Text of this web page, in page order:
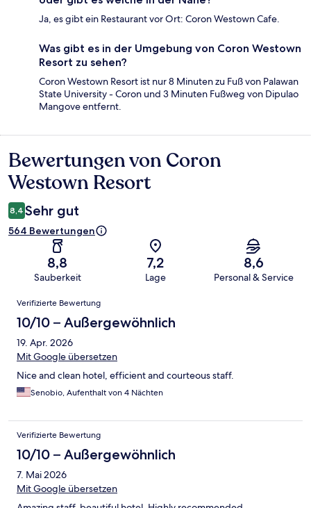
Ja, es gibt ein Restaurant vor Ort: Coron Westown Cafe.
Was gibt es in der Umgebung von Coron Westown
Resort zu sehen?
Coron Westown Resort ist nur 8 Minuten zu Fuß von Palawan
State University - Coron und 3 Minuten Fußweg von Dipulao
Mangove entfernt.
Bewertungen
Bewertungen von Coron
Westown Resort
8,4 Sehr gut
564 Bewertungen
8,8
Sauberkeit
7,2
Lage
8,6
Personal & Service
Bewertungen
Verifizierte Bewertung
10/10 – Außergewöhnlich
19. Apr. 2026
Mit Google übersetzen
Nice and clean hotel, efficient and courteous staff.
Senobio, Aufenthalt von 4 Nächten
Verifizierte Bewertung
10/10 – Außergewöhnlich
7. Mai 2026
Mit Google übersetzen